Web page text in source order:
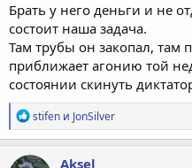
Брать у него деньги и не
состоит наша задача.
Там трубы он закопал, там
приближает агонию той
состоянии скинуть
Р
е
а
к
stifen и JonSilver
Aksel